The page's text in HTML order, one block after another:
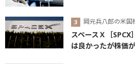
岡元兵八郎の米国
スペースＸ［
は良かったが株価